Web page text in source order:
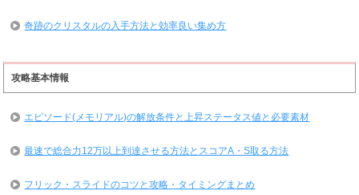
奇跡のクリスタルの入手方法と効率良い集め方
攻略基本情報
エピソード(メモリアル)の解放条件と上昇ステータス値と必要素材
最速で総合力12万以上到達させる方法とスコアA・S取る方法
フリック・スライドのコツと攻略・タイミングまとめ